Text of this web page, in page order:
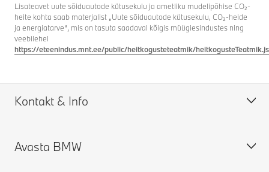
Lisateavet uute sõiduautode kütusekulu ja ametliku mudelipõhise CO₂-
heite kohta saab materjalist „Uute sõiduautode kütusekulu, CO₂-heide
ja energiatarve“, mis on tasuta saadaval kõigis müügiesindustes ning
veebilehel
https://eteenindus.mnt.ee/public/heitkogusteteatmik/
Kontakt & Info
Abi & Kontakt
Avasta BMW